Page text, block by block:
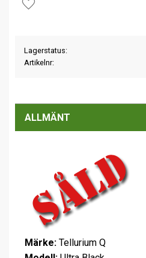
Lägg till i favoriter
Lagerstatus
Artikelnr
ALLMÄNT
Märke: Tellurium Q